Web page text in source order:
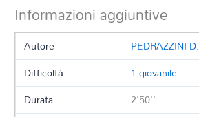
Informazioni aggiuntive
Autore
PEDRAZZINI D.
Difficoltà
1 giovanile
Durata
2'50''